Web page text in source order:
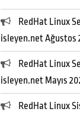
RedHat Linux
isleyen.net Ağustos
RedHat Linux
isleyen.net Mayıs
RedHat Linux